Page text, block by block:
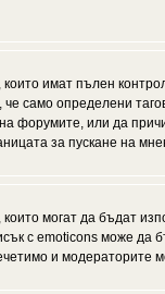
имат пълен
само определени
форумите, или да
за пускане на
могат да бъдат
с emoticons може да
и модераторите